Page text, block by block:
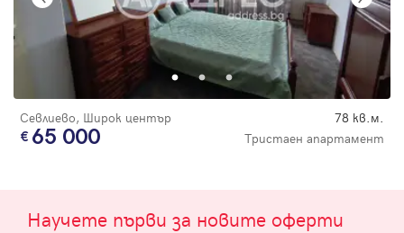
Севлиево, Широк център 78 кв.м.
65 000 Тристаен апартамент
Научете първи за новите оферти